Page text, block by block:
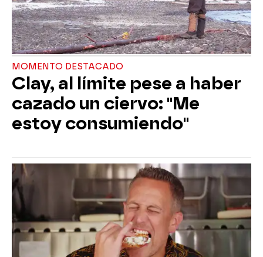
MOMENTO DESTACADO
Clay, al límite pese a haber
cazado un ciervo: "Me
estoy consumiendo"